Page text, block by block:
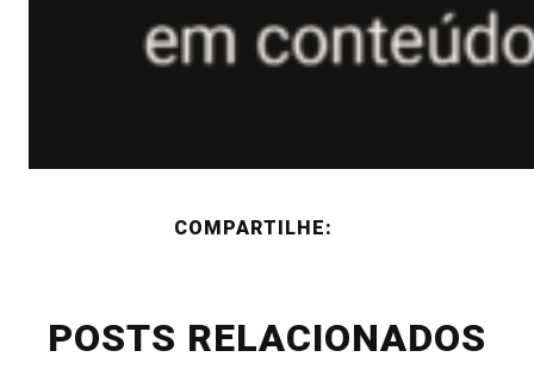
COMPARTILHE:
POSTS RELACIONADOS